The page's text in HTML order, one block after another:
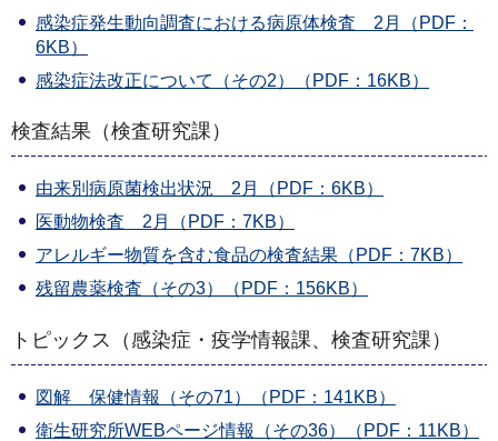
感染症発生動向調査における病原体検査 2月（PDF：
6KB）
感染症法改正について（その2）（PDF：16KB）
検査結果（検査研究課）
由来別病原菌検出状況 2月（PDF：6KB）
医動物検査 2月（PDF：7KB）
アレルギー物質を含む食品の検査結果（PDF：7KB）
残留農薬検査（その3）（PDF：156KB）
トピックス（感染症・疫学情報課、検査研究課）
図解 保健情報（その71）（PDF：141KB）
衛生研究所WEBページ情報（その36）（PDF：11KB）